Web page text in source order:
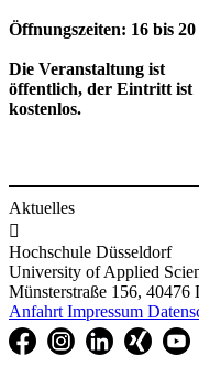
Öffnungszeiten: 16 bis
Die Veranstaltung ist
öffentlich, der Eintritt ist
kostenlos.
Aktuelles

Hochschule Düsseldorf
University of Applied
Münsterstraße 156, 40476
Anfahrt Impressum